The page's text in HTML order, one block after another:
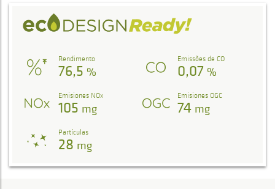
Rendimento
76,5 %
Emissões de CO
0,07 %
Emisiones NOx
105 mg
Emisiones OGC
74 mg
Partículas
28 mg